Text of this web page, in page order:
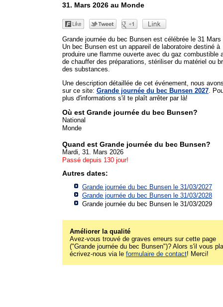
31. Mars 2026 au Monde
Grande journée du bec Bunsen est célébrée le 31 Mars
Un bec Bunsen est un appareil de laboratoire destiné à
produire une flamme ouverte avec du gaz combustible
de chauffer des préparations, stériliser du matériel ou
des substances.
Une description détaillée de cet événement, nous
sur ce site: Grande journée du bec Bunsen 2027 .
plus d'informations s'il te plaît arrêter par là!
Où est Grande journée du bec Bunsen?
National
Monde
Quand est Grande journée du bec Bunsen?
Mardi, 31. Mars 2026
Passé depuis 130 jour!
Autres dates:
Grande journée du bec Bunsen le 31/03/2027
Grande journée du bec Bunsen le 31/03/2028
Grande journée du bec Bunsen le 31/03/2029
Améliorer la qualité
Avez-vous trouvé de graves erreurs sur cette page
("Grande journée du bec Bunsen")? Alors s'il vous
écrivez-nous via le formulaire de contact! Merci!